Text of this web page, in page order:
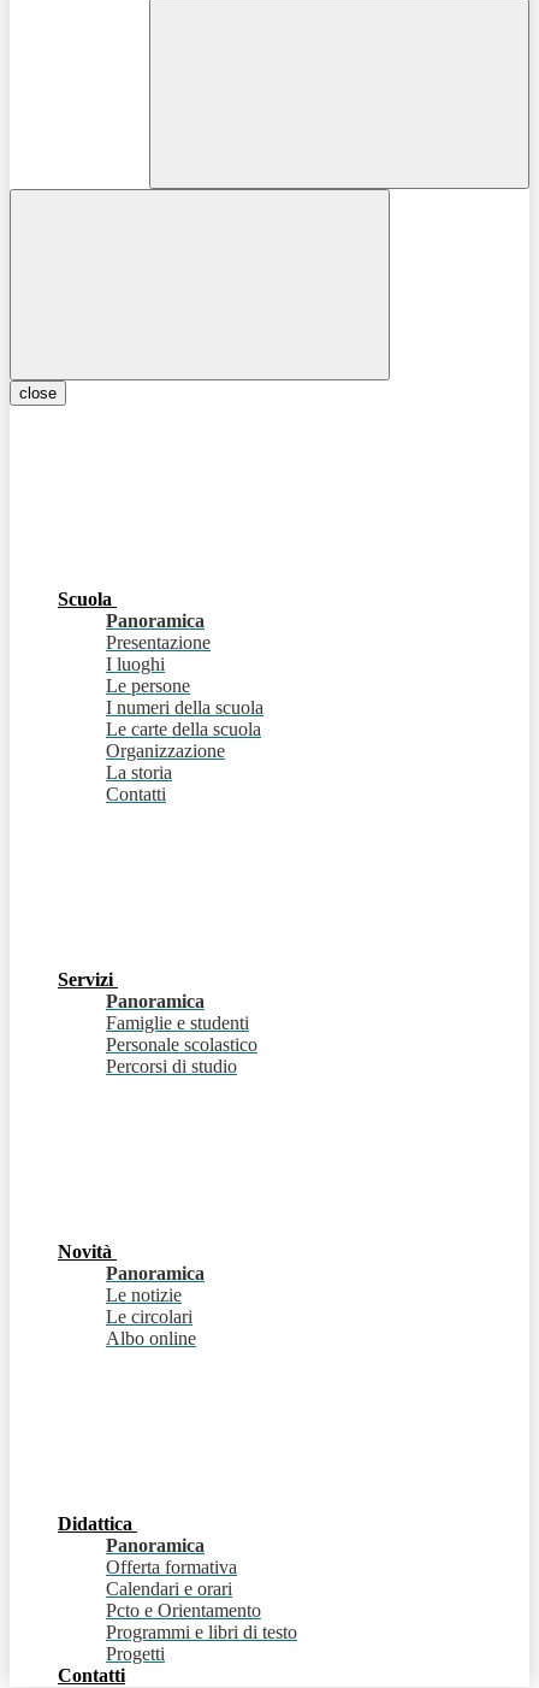
close
Scuola
Panoramica
Presentazione
I luoghi
Le persone
I numeri della scuola
Le carte della scuola
Organizzazione
La storia
Contatti
Servizi
Panoramica
Famiglie e studenti
Personale scolastico
Percorsi di studio
Novità
Panoramica
Le notizie
Le circolari
Albo online
Didattica
Panoramica
Offerta formativa
Calendari e orari
Pcto e Orientamento
Programmi e libri di testo
Progetti
Contatti